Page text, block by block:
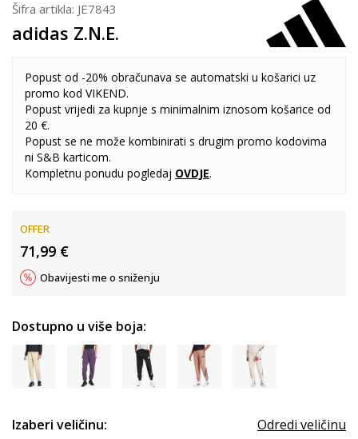
Šifra artikla: JE7843
adidas Z.N.E.
Popust od -20% obračunava se automatski u košarici uz
promo kod VIKEND.
Popust vrijedi za kupnje s minimalnim iznosom košarice od
20 €.
Popust se ne može kombinirati s drugim promo kodovima
ni S&B karticom.
Kompletnu ponudu pogledaj OVDJE.
OFFER
71,99 €
Obavijesti me o sniženju
Dostupno u više boja:
Izaberi veličinu: Odredi veličinu